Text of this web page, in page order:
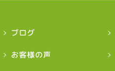
ブログ
お客様の声